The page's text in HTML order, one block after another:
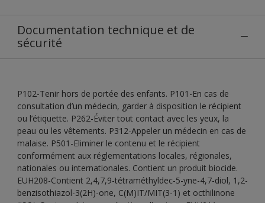
Documentation technique et de
sécurité
P102-Tenir hors de portée des enfants. P101-En cas de
consultation d’un médecin, garder à disposition le récipient
ou l’étiquette. P262-Éviter tout contact avec les yeux, la
peau ou les vêtements. P312-Appeler un médecin en cas de
malaise. P501-Eliminer le contenu et le récipient
conformément aux réglementations locales, régionales,
nationales ou internationales. Contient un produit biocide.
EUH208-Contient 2,4,7,9-tétraméthyldec-5-yne-4,7-diol, 1,2-
benzisothiazol-3(2H)-one, C(M)IT/MIT(3-1) et octhilinone